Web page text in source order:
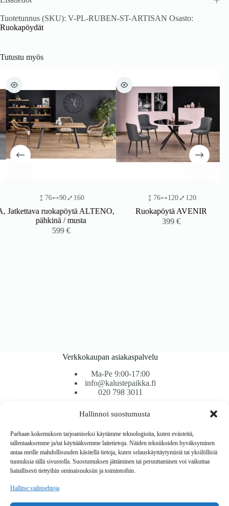
Hallinnoi suostumusta
Parhaan kokemuksen tarjoamiseksi käytämme teknologioita, kuten evästeitä,
tallentaaksemme ja/tai käyttääksemme laitetietoja. Näiden tekniikoiden hyväksyminen
antaa meille mahdollisuuden käsitellä tietoja, kuten selauskäyttäytymistä tai yksilöllisiä
tunnuksia tällä sivustolla. Suostumuksen jättäminen tai peruuttaminen voi vaikuttaa
haitallisesti tiettyihin ominaisuuksiin ja toimintoihin.
Hallitse vaihtoehtoja
Tuotetunnus (SKU): V-PL-RUBEN-ST-ARTISAN Osasto:
Ruokapöydät
Tutustu myös
76 90 160
Jatkettava ruokapöytä ALTENO,
pähkinä / musta
599€
76 120 120
Ruokapöytä AVENIR
399€
Verkkokaupan asiakaspalvelu
Ma-Pe 9:00-17:00
info@kalustepaikka.fi
020 798 3011
Tavarantoimitus / Maksutavat
Toimitustavat
Maksutavat
Vaihto ja palautus
Reklamaatiot